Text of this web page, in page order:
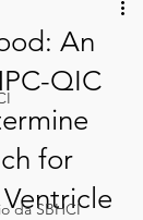
da SBHCI
An
QIC
for